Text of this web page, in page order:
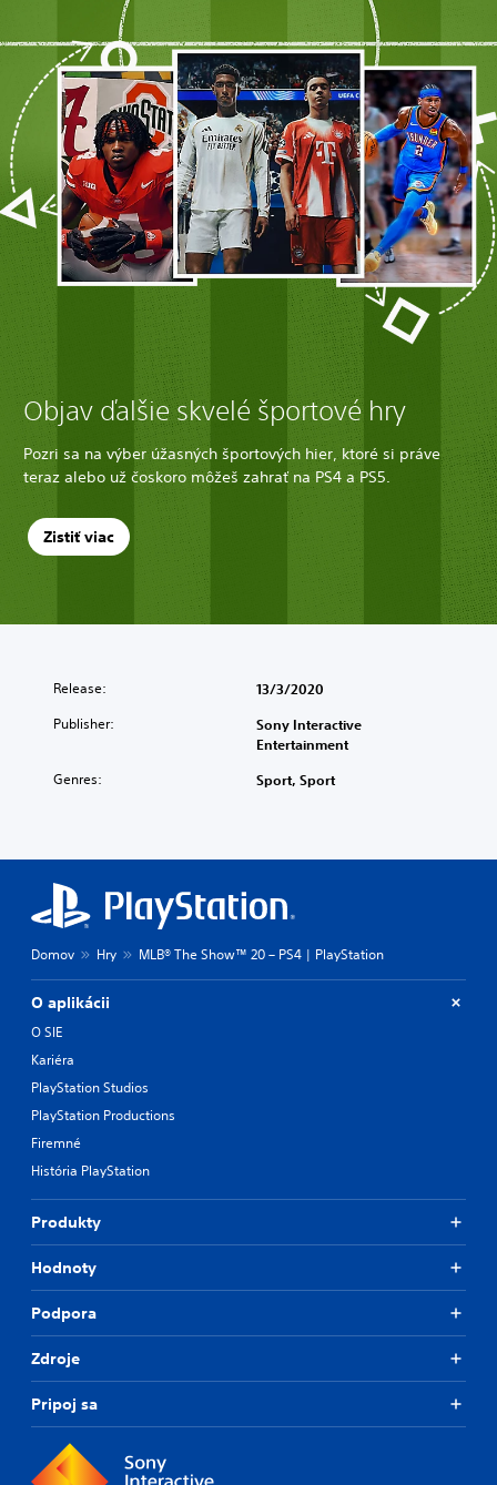
Objav ďalšie skvelé športové hry
Pozri sa na výber úžasných športových hier, ktoré si práve
teraz alebo už čoskoro môžeš zahrať na PS4 a PS5.
Zistiť viac
Release: 13/3/2020
Publisher:
Sony Interactive
Entertainment
Genres: Sport, Sport
Domov Hry MLB® The Show™ 20 – PS4 | PlayStation
O aplikácii
O SIE
Kariéra
PlayStation Studios
PlayStation Productions
Firemné
História PlayStation
Produkty
Hodnoty
Podpora
Zdroje
Pripoj sa